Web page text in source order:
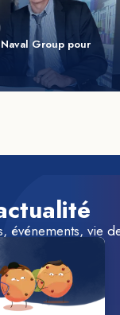
Group pour
événements, vie